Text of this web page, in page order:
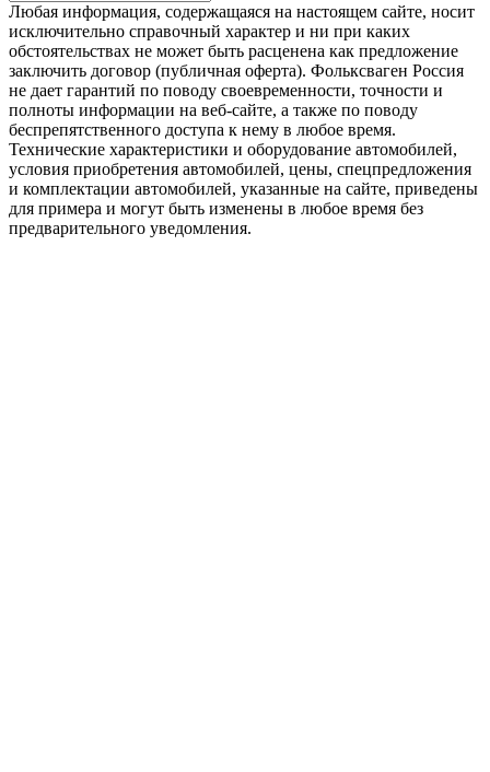
Любая информация, содержащаяся на настоящем сайте, носит
исключительно справочный характер и ни при каких
обстоятельствах не может быть расценена как предложение
заключить договор (публичная оферта). Фольксваген Россия
не дает гарантий по поводу своевременности, точности и
полноты информации на веб-сайте, а также по поводу
беспрепятственного доступа к нему в любое время.
Технические характеристики и оборудование автомобилей,
условия приобретения автомобилей, цены, спецпредложения
и комплектации автомобилей, указанные на сайте, приведены
для примера и могут быть изменены в любое время без
предварительного уведомления.